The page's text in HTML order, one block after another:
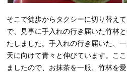
そこで徒歩からタクシーに切り替え
で、見事に手入れの行き届いた竹林
たしました。手入れの行き届いた、
天に向けて青々と伸びています。こ
ましたので、お抹茶を一服、竹林を